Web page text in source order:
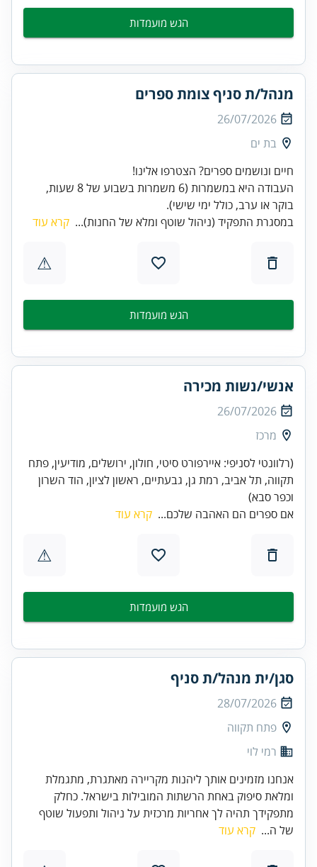
הגש מועמדות
מנהל/ת סניף צומת ספרים
26/07/2026
בת ים
העבודה היא במשמרות (6 משמרות בשבוע של 8 שעות,
בוקר או ערב, כולל ימי שישי).
במסגרת התפקיד (ניהול שוטף ומלא של החנות)... קרא עוד
⚠
הגש מועמדות
אנשי/נשות מכירה
26/07/2026
מרכז
(רלוונטי לסניפי: איירפורט סיטי, חולון, ירושלים, מודיעין, פתח
תקווה, תל אביב, רמת גן, גבעתיים, ראשון לציון, הוד השרון
וכפר סבא)
אם ספרים הם האהבה שלכם... קרא עוד
⚠
הגש מועמדות
סגן/ית מנהל/ת סניף
28/07/2026
פתח תקווה
רמי לוי
אנחנו מזמינים אותך ליהנות מקריירה מאתגרת, מתגמלת
ומלאת סיפוק באחת הרשתות המובילות בישראל. כחלק
מתפקידך תהיה לך אחריות מרכזית על ניהול ותפעול שוטף
של ה... קרא עוד